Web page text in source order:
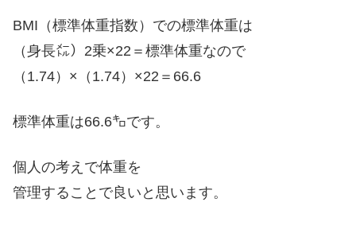
BMI（標準体重指数）での標準体重は
（身長㍍）2乗×22＝標準体重なので
（1.74）×（1.74）×22＝66.6
標準体重は66.6㌔です。
個人の考えで体重を
管理することで良いと思います。